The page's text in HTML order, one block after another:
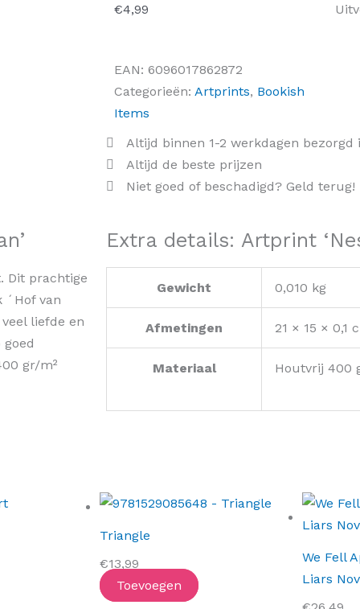
€4,99
EAN: 6096017862872
Categorieën: Artprints, Bookish
Items
Altijd binnen 1-2 werkdagen bezorgd
Altijd de beste prijzen
Niet goed of beschadigd? Geld terug!
Dit prachtige
´Hof van
liefde en
gr/m²
Extra details: Artprint
Gewicht 0,010 kg
Afmetingen 21 × 15 × 0,1
Materiaal Houtvrij 400
Triangle
€13,99
Toevoegen
We Fell
Liars